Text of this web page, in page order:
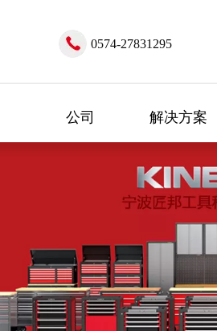
0574-27831295
公司 解决方案